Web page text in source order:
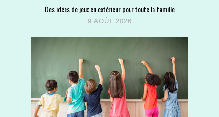
Des idées de jeux en extérieur pour toute la famille
9 AOÛT 2026